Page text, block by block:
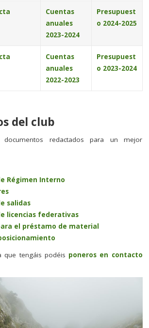
Cuentas
anuales
2023-2024
Presupuest
o 2024-2025
Cuentas
anuales
2022-2023
Presupuest
o 2023-2024
del club
documentos redactados para un mejor
Régimen Interno
salidas
licencias federativas
el préstamo de material
que tengáis podéis poneros en contacto